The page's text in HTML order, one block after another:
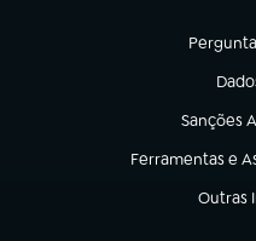
(abre
(abre
Sanções
(abre em
Ferramentas e
(abre em nova
Outras
(abre